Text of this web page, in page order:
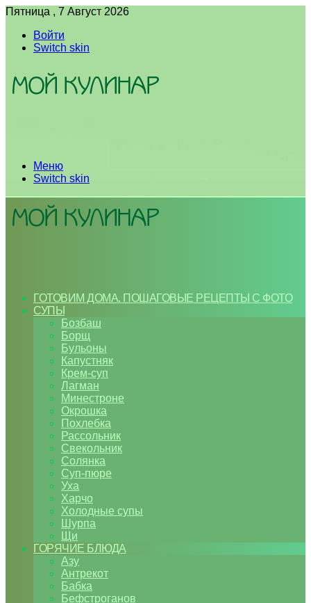
Пятница , 7 Август 2026
Войти
Switch skin
Меню
Switch skin
ГОТОВИМ ДОМА. ПОШАГОВЫЕ РЕЦЕПТЫ С ФОТО
СУПЫ
Бозбаш
Борщ
Бульоны
Капустняк
Крем-суп
Лагман
Минестроне
Окрошка
Похлебка
Рассольник
Свекольник
Солянка
Суп-пюре
Уха
Харчо
Холодные супы
Шурпа
Щи
ГОРЯЧИЕ БЛЮДА
Азу
Антрекот
Бабка
Бефстроганов